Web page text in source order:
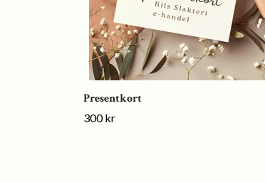
Presentkort
300 kr